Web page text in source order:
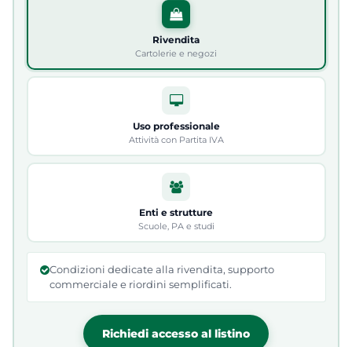
Rivendita
Cartolerie e negozi
Uso professionale
Attività con Partita IVA
Enti e strutture
Scuole, PA e studi
Condizioni dedicate alla rivendita, supporto
commerciale e riordini semplificati.
Richiedi accesso al listino